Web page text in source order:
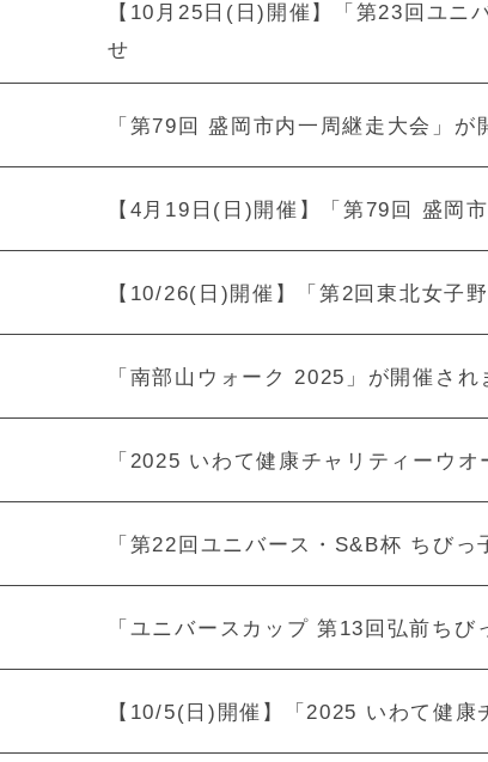
【10月25日(日)開催】「第23回ユニ
せ
「第79回 盛岡市内一周継走大会」が
【4月19日(日)開催】「第79回 盛岡
【10/26(日)開催】「第2回東北女子
「南部山ウォーク 2025」が開催され
「2025 いわて健康チャリティーウ
「第22回ユニバース・S&B杯 ちび
「ユニバースカップ 第13回弘前ち
【10/5(日)開催】「2025 いわて健